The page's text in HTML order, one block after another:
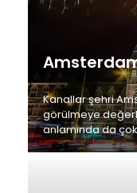
Kanallar şehri Amsterdam ile şehrin atmosferi bile
görülmeye
anlamında da
özgür